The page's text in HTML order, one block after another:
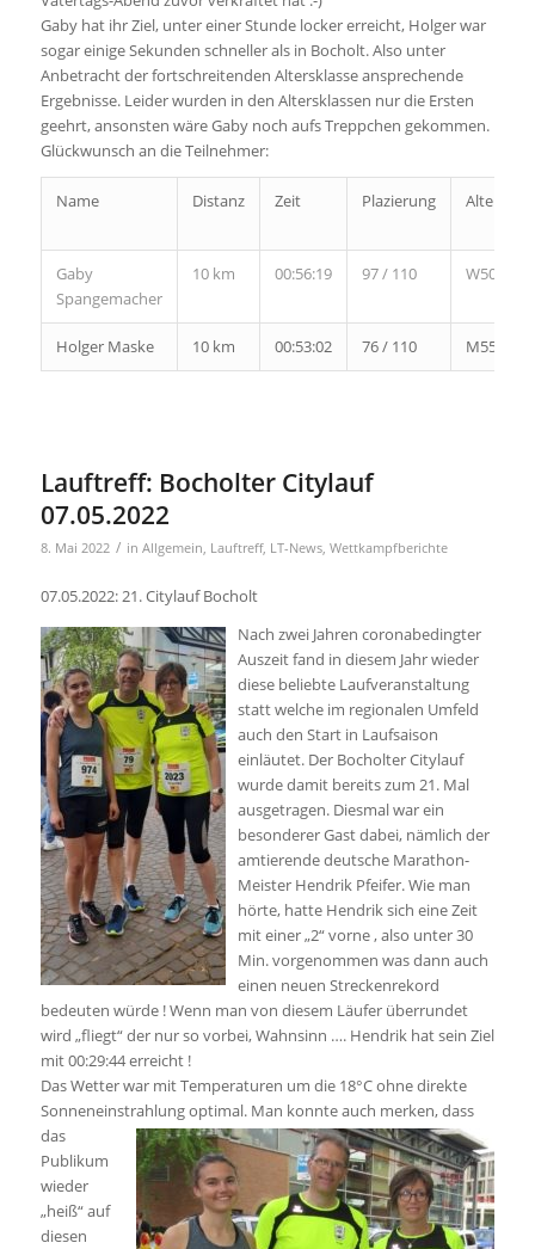
Gaby hat ihr Ziel, unter einer Stunde locker erreicht, Holger war
sogar einige Sekunden schneller als in Bocholt. Also unter
Anbetracht der fortschreitenden Altersklasse ansprechende
Ergebnisse. Leider wurden in den Altersklassen nur die Ersten
geehrt, ansonsten wäre Gaby noch aufs Treppchen gekommen.
Glückwunsch an die Teilnehmer:
Name Distanz Zeit Plazierung
Gaby
Spangemacher
10 km 00:56:19 97 / 110 W50
Holger Maske 10 km 00:53:02 76 / 110 M55
Lauftreff: Bocholter Citylauf
07.05.2022
8. Mai 2022 / in Allgemein, Lauftreff, LT-News, Wettkampfberichte
07.05.2022: 21. Citylauf Bocholt
Nach zwei Jahren coronabedingter
Auszeit fand in diesem Jahr wieder
diese beliebte Laufveranstaltung
statt welche im regionalen Umfeld
auch den Start in Laufsaison
einläutet. Der Bocholter Citylauf
wurde damit bereits zum 21. Mal
ausgetragen. Diesmal war ein
besonderer Gast dabei, nämlich der
amtierende deutsche Marathon-
Meister Hendrik Pfeifer. Wie man
hörte, hatte Hendrik sich eine Zeit
mit einer „2“ vorne , also unter 30
Min. vorgenommen was dann auch
einen neuen Streckenrekord
bedeuten würde ! Wenn man von diesem Läufer überrundet
wird „fliegt“ der nur so vorbei, Wahnsinn …. Hendrik hat sein Ziel
mit 00:29:44 erreicht !
Das Wetter war mit Temperaturen um die 18°C ohne direkte
Sonneneinstrahlung optimal. Man konnte auch merken, dass
das
Publikum
wieder
„heiß“ auf
diesen